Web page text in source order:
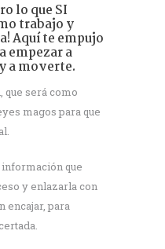
lo que SI
trabajo y
Aquí te empujo
empezar a
a moverte.
que será como
magos para que
que
y enlazarla con
encajar, para